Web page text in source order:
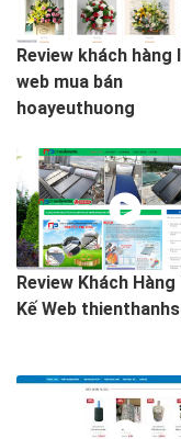
Review khách hàng
web mua bán
hoayeuthuong
Review Khách
Kế Web